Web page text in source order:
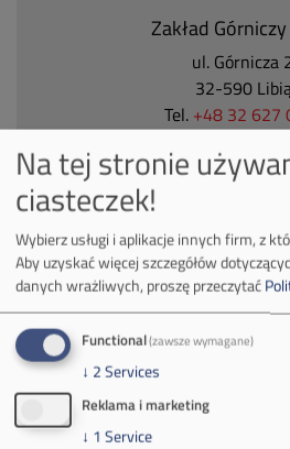
Zakład
ul. Górnicza
32-590
Tel. +48 32 627
Zakład Górniczy
Kościuszki 1
tel.+48 32 716
Kontakt dla
(poniedziałek-piątek
Na tej stronie
ciasteczek!
Wybierz usługi i aplikacje innych firm, z
Aby uzyskać więcej szczegółów
danych wrażliwych, proszę przeczytać
Functional(zawsze wymagane)
↓ 2Services
Reklama i marketing
↓ 1 Service